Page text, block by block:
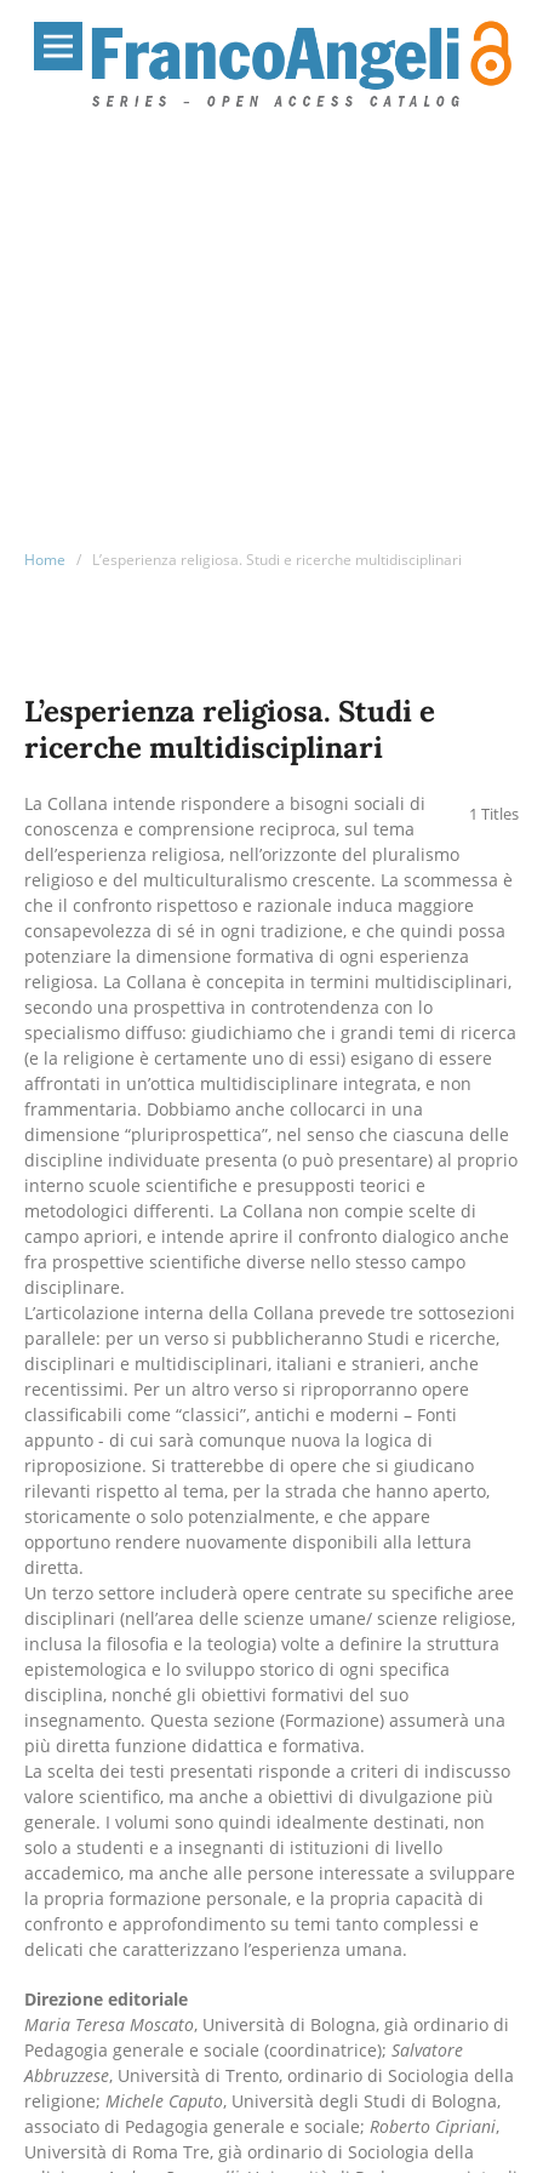
Home / L’esperienza religiosa. Studi e ricerche multidisciplinari
L’esperienza religiosa. Studi e
ricerche multidisciplinari
1 Titles
La Collana intende rispondere a bisogni sociali di
conoscenza e comprensione reciproca, sul tema
dell’esperienza religiosa, nell’orizzonte del pluralismo
religioso e del multiculturalismo crescente. La scommessa è
che il confronto rispettoso e razionale induca maggiore
consapevolezza di sé in ogni tradizione, e che quindi possa
potenziare la dimensione formativa di ogni esperienza
religiosa. La Collana è concepita in termini multidisciplinari,
secondo una prospettiva in controtendenza con lo
specialismo diffuso: giudichiamo che i grandi temi di ricerca
(e la religione è certamente uno di essi) esigano di essere
affrontati in un’ottica multidisciplinare integrata, e non
frammentaria. Dobbiamo anche collocarci in una
dimensione “pluriprospettica”, nel senso che ciascuna delle
discipline individuate presenta (o può presentare) al proprio
interno scuole scientifiche e presupposti teorici e
metodologici differenti. La Collana non compie scelte di
campo apriori, e intende aprire il confronto dialogico anche
fra prospettive scientifiche diverse nello stesso campo
disciplinare.
L’articolazione interna della Collana prevede tre sottosezioni
parallele: per un verso si pubblicheranno Studi e ricerche,
disciplinari e multidisciplinari, italiani e stranieri, anche
recentissimi. Per un altro verso si riproporranno opere
classificabili come “classici”, antichi e moderni – Fonti
appunto - di cui sarà comunque nuova la logica di
riproposizione. Si tratterebbe di opere che si giudicano
rilevanti rispetto al tema, per la strada che hanno aperto,
storicamente o solo potenzialmente, e che appare
opportuno rendere nuovamente disponibili alla lettura
diretta.
Un terzo settore includerà opere centrate su specifiche aree
disciplinari (nell’area delle scienze umane/ scienze religiose,
inclusa la filosofia e la teologia) volte a definire la struttura
epistemologica e lo sviluppo storico di ogni specifica
disciplina, nonché gli obiettivi formativi del suo
insegnamento. Questa sezione (Formazione) assumerà una
più diretta funzione didattica e formativa.
La scelta dei testi presentati risponde a criteri di indiscusso
valore scientifico, ma anche a obiettivi di divulgazione più
generale. I volumi sono quindi idealmente destinati, non
solo a studenti e a insegnanti di istituzioni di livello
accademico, ma anche alle persone interessate a sviluppare
la propria formazione personale, e la propria capacità di
confronto e approfondimento su temi tanto complessi e
delicati che caratterizzano l’esperienza umana.
Direzione editoriale
Maria Teresa Moscato, Università di Bologna, già ordinario di
Pedagogia generale e sociale (coordinatrice); Salvatore
Abbruzzese, Università di Trento, ordinario di Sociologia della
religione; Michele Caputo, Università degli Studi di Bologna,
associato di Pedagogia generale e sociale; Roberto Cipriani,
Università di Roma Tre, già ordinario di Sociologia della